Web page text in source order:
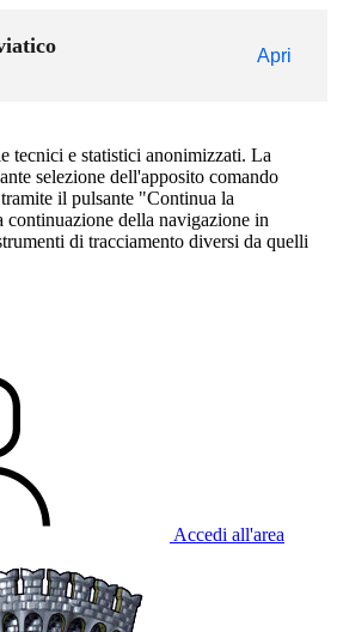
Apri
tecnici e statistici anonimizzati. La
selezione dell'apposito comando
il pulsante "Continua la
della navigazione in
di tracciamento diversi da quelli
Accedi all'area